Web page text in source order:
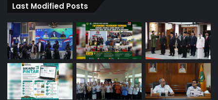
Last Modified Posts